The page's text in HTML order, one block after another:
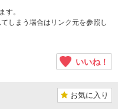
す。
しまう場合はリンク元を参照し
いいね！
お気に入り